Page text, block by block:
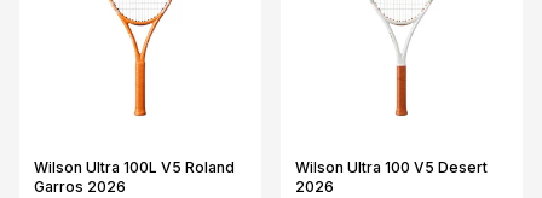
Wilson Ultra 100L V5 Roland
Garros 2026
Wilson Ultra 100 V5 Desert
2026